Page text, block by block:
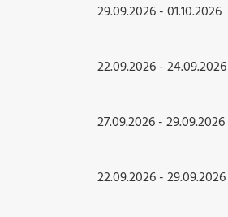
29.09.2026 - 01.10.2026
22.09.2026 - 24.09.2026
27.09.2026 - 29.09.2026
22.09.2026 - 29.09.2026